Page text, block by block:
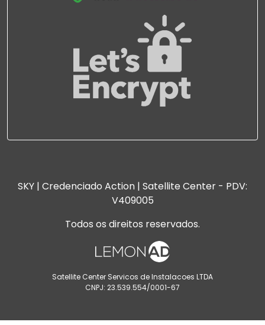
SKY | Credenciado Action | Satellite Center - PDV:
V409005
Todos os direitos reservados.
Satellite Center Servicos de Instalacoes LTDA
CNPJ: 23.539.554/0001-67